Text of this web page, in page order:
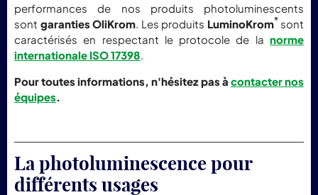
performances de nos produits photoluminescents
sont garanties OliKrom. Les produits LuminoKrom®sont
caractérisés en respectant le protocole de la norme
internationale ISO 17398.
Pour toutes informations, n'hésitez pas à contacter nos
équipes.
La photoluminescence pour
différents usages